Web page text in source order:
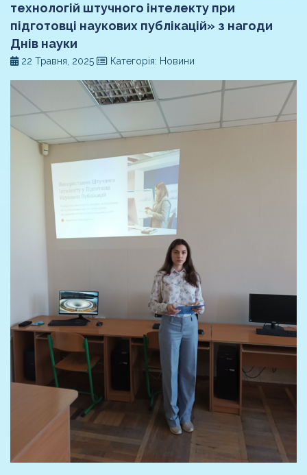
технологій штучного інтелекту при
підготовці наукових публікацій» з нагоди
Днів науки
22 Травня, 2025 Категорія: Новини